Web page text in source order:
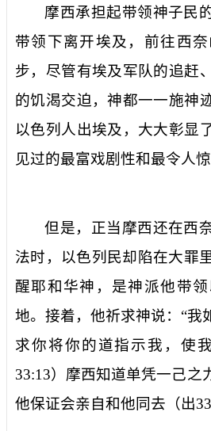
摩西承担起带领神子民
带领下离开埃及，前往西
步，尽管有埃及军队的追赶
的饥渴交迫，神都一一施神
以色列人出埃及，大大彰显
见过的最富戏剧性和最令人
但是，正当摩西还在西
法时，以色列民却陷在大罪
醒耶和华神，是神派他带
地。接着，他祈求神说：“我
求你将你的道指示我，使
33:13）摩西知道单凭一己之
他保证会亲自和他同去（出